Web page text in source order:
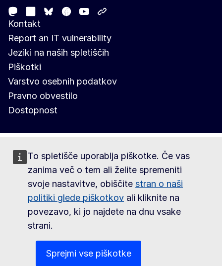
To spletišče uporablja piškotke. Če vas
zanima več o tem ali želite spremeniti
svoje nastavitve, obiščite stran o naši
politiki glede piškotkov ali kliknite na
povezavo, ki jo najdete na dnu vsake
strani.
Sprejmi vse piškotke
MastodonLinkedIn
Bluesky
Facebook
Youtube
Kontakt
Report an IT vulnerability
Jeziki na naših spletiščih
Piškotki
Varstvo osebnih podatkov
Pravno obvestilo
Dostopnost